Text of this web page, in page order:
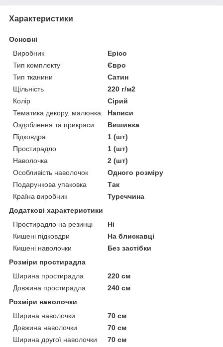
Характеристики
Основні
Виробник
Epico
Тип комплекту
Євро
Тип тканини
Сатин
Щільність
220 г/м2
Колір
Сірий
Тематика декору, малюнка
Написи
Оздоблення та прикраси
Вишивка
Підковдра
1 (шт)
Простирадло
1 (шт)
Наволочка
2 (шт)
Особливість наволочок
Одного розміру
Подарункова упаковка
Так
Країна виробник
Туреччина
Додаткові характеристики
Простирадло на резинці
Ні
Кишені підковдри
На блискавці
Кишені наволочки
Без застібки
Розміри простирадла
Ширина простирадла
220 см
Довжина простирадла
240 см
Розміри наволочки
Ширина наволочки
70 см
Довжина наволочки
70 см
Ширина другої наволочки
70 см